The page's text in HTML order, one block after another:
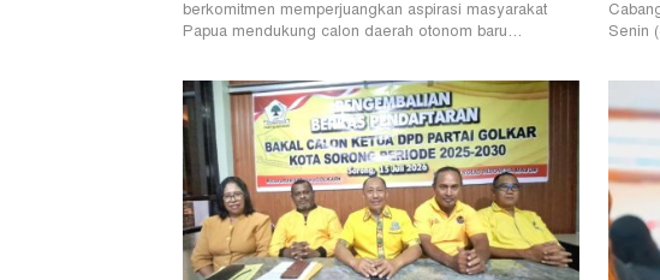
berkomitmen memperjuangkan aspirasi masyarakat
Papua mendukung calon daerah otonom baru…
Senin